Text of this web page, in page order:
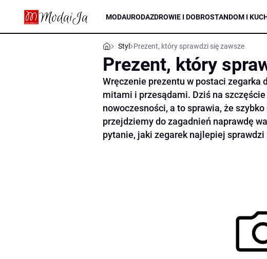
MODAURODAZDROWIE I DOBROSTANDOM I
Styl Prezent, który sprawdzi się zawsze
Prezent, który
Wręczenie prezentu w postaci zegarka
mitami i przesądami. Dziś na
nowoczesności, a to sprawia, że
przejdziemy do zagadnień naprawdę
pytanie, jaki zegarek najlepiej sprawdzi